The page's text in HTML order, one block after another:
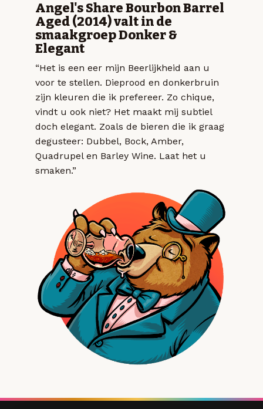
Angel's Share Bourbon Barrel
Aged (2014) valt in de
smaakgroep Donker &
Elegant
“Het is een eer mijn Beerlijkheid aan u
voor te stellen. Dieprood en donkerbruin
zijn kleuren die ik prefereer. Zo chique,
vindt u ook niet? Het maakt mij subtiel
doch elegant. Zoals de bieren die ik graag
degusteer: Dubbel, Bock, Amber,
Quadrupel en Barley Wine. Laat het u
smaken.”